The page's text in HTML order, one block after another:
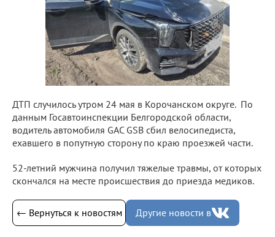
ДТП случилось утром 24 мая в Корочанском округе. По
данным Госавтоинспекции Белгородской области,
водитель автомобиля GAC GSB сбил велосипедиста,
ехавшего в попутную сторону по краю проезжей части.
52-летний мужчина получил тяжелые травмы, от которых
скончался на месте происшествия до приезда медиков.
← Вернуться к новостям Другие новости в